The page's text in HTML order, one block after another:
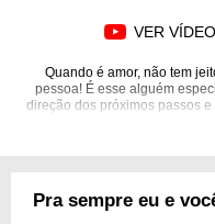
VER VÍDEO
Quando é amor, não tem
pessoa! É esse alguém
direção dos próximos passos
o sentimento em si.
Pra sempre eu e